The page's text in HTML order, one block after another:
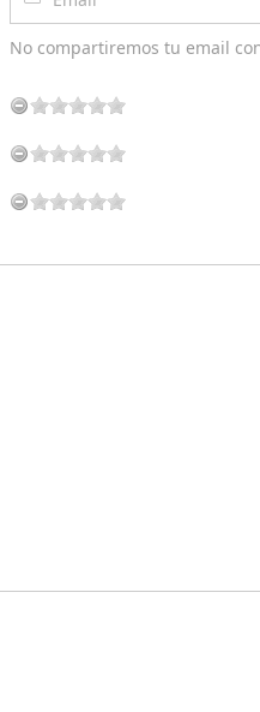
No compartiremos tu email